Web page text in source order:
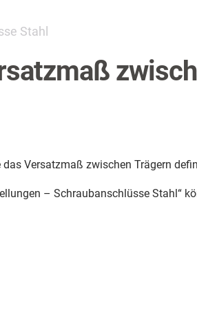
Stahl
Versatzmaß zwischen Trägern
– Schraubanschlüsse Stahl“